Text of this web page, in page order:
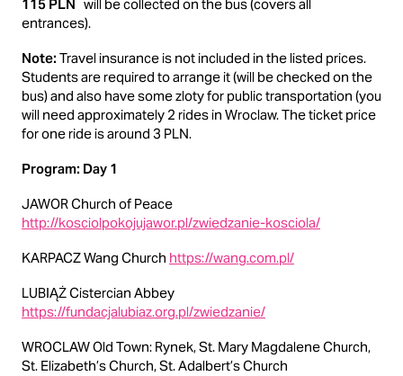
115 PLN will be collected on the bus (covers all
entrances).
Note: Travel insurance is not included in the listed prices.
Students are required to arrange it (will be checked on the
bus) and also have some zloty for public transportation (you
will need approximately 2 rides in Wroclaw. The ticket price
for one ride is around 3 PLN.
Program: Day 1
JAWOR Church of Peace
http://kosciolpokojujawor.pl/zwiedzanie-kosciola/
KARPACZ Wang Church https://wang.com.pl/
LUBIĄŻ Cistercian Abbey
https://fundacjalubiaz.org.pl/zwiedzanie/
WROCLAW Old Town: Rynek, St. Mary Magdalene Church,
St. Elizabeth’s Church, St. Adalbert’s Church